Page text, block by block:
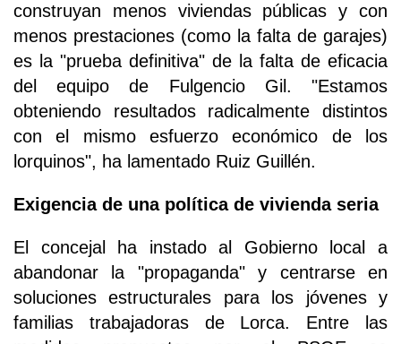
construyan menos viviendas públicas y con
menos prestaciones (como la falta de garajes)
es la "prueba definitiva" de la falta de eficacia
del equipo de Fulgencio Gil. "Estamos
obteniendo resultados radicalmente distintos
con el mismo esfuerzo económico de los
lorquinos", ha lamentado Ruiz Guillén.
Exigencia de una política de vivienda seria
El concejal ha instado al Gobierno local a
abandonar la "propaganda" y centrarse en
soluciones estructurales para los jóvenes y
familias trabajadoras de Lorca. Entre las